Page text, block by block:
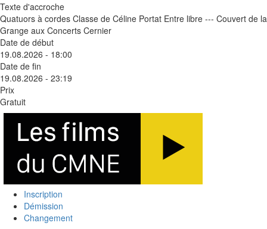
Texte d'accroche
Quatuors à cordes Classe de Céline Portat Entre libre --- Couvert de la
Grange aux Concerts Cernier
Date de début
19.08.2026 - 18:00
Date de fin
19.08.2026 - 23:19
Prix
Gratuit
Inscription
Démission
Changement